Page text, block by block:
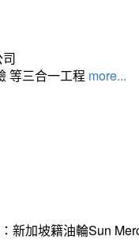
等三合一工程 more...
新加坡籍油輪Sun